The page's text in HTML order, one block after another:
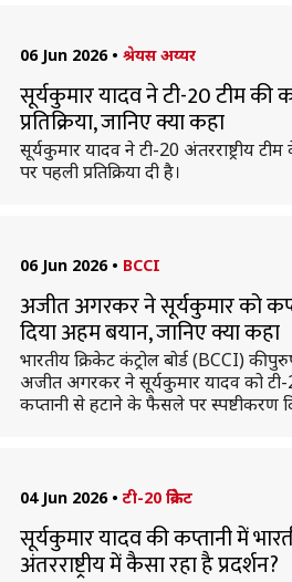
06 Jun 2026 • श्रेयस अय्यर
सूर्यकुमार यादव ने टी-20 टीम की
प्रतिक्रिया, जानिए क्या कहा
सूर्यकुमार यादव ने टी-20 अंतरराष्ट्रीय
पर पहली प्रतिक्रिया दी है।
06 Jun 2026 • BCCI
अजीत अगरकर ने सूर्यकुमार को
दिया अहम बयान, जानिए क्या कहा
भारतीय क्रिकेट कंट्रोल बोर्ड (BCCI) की
अजीत अगरकर ने सूर्यकुमार यादव को टी-
कप्तानी से हटाने के फैसले पर स्पष्टीकरण
04 Jun 2026 • टी-20 क्रिकेट
सूर्यकुमार यादव की कप्तानी में
अंतरराष्ट्रीय में कैसा रहा है प्रदर्शन?